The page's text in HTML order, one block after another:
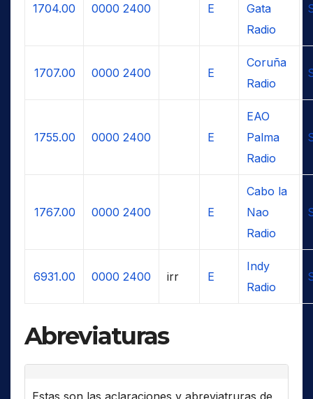
1704.00 0000 2400 E
Gata
Radio
1707.00 0000 2400 E
Coruña
Radio
1755.00 0000 2400 E
EAO
Palma
Radio
1767.00 0000 2400 E
Cabo la
Nao
Radio
6931.00 0000 2400 irr E
Indy
Radio
Abreviaturas
Estas son las aclaraciones y abreviatruras de